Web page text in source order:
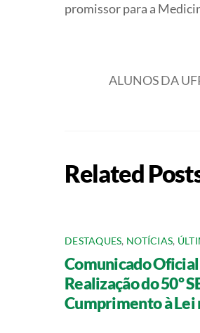
promissor para a
ALUNOS DA
Related
DESTAQUES, NOTÍCIAS,
Comunicado Oficial
Realização do 50º
Cumprimento à Lei